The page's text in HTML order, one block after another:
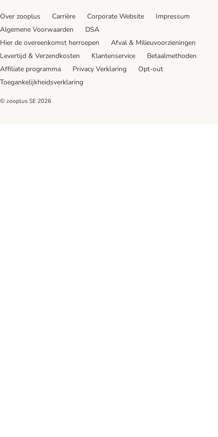
Over zooplus Carrière Corporate Website
Impressum
Algemene Voorwaarden
DSA
Hier de overeenkomst herroepen
Afval & Milieuvoorzieningen
Levertijd & Verzendkosten
Klantenservice
Betaalmethoden
Affiliate programma
Privacy Verklaring
Opt-out
Toegankelijkheidsverklaring
© zooplus SE 2026